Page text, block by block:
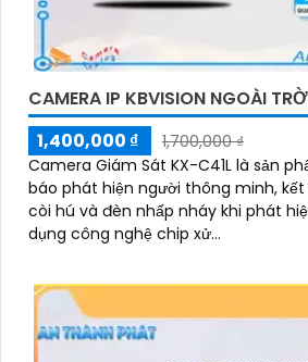
CAMERA IP KBVISION NGOÀI
1,400,000 ₫
1,700,000 ₫
Camera Giám Sát KX-C41L là sản
báo phát hiện người thông minh,
còi hú và đèn nhấp nháy khi phát hiện
dụng công nghệ chip xử...